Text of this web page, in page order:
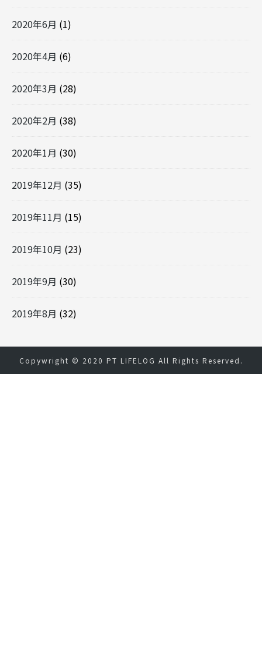
2020年6月 (1)
2020年4月 (6)
2020年3月 (28)
2020年2月 (38)
2020年1月 (30)
2019年12月 (35)
2019年11月 (15)
2019年10月 (23)
2019年9月 (30)
2019年8月 (32)
Copywright © 2020 PT LIFELOG All Rights Reserved.